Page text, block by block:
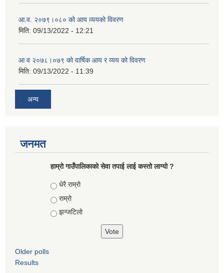
आ.व. २०७९।०८० को आय व्ययको विवरण
मिति: 09/13/2022 - 12:21
आ‍ व २०७८।०७९ को वार्षिक आय र व्यय को विवरण
मिति: 09/13/2022 - 11:39
अन्य
जनमत
हाम्रो गाउँपालिकाको सेवा तपाई लाई कस्तो लाग्यो ?
Choices
धेरै राम्रो
राम्रो
झन्जटिलो
Older polls
Results